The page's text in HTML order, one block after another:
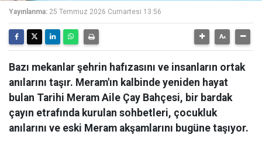
Yayınlanma: 25 Temmuz 2026 Cumartesi 13:56
Bazı mekanlar şehrin hafızasını ve insanların ortak
anılarını taşır. Meram'ın kalbinde yeniden hayat
bulan Tarihi Meram Aile Çay Bahçesi, bir bardak
çayın etrafında kurulan sohbetleri, çocukluk
anılarını ve eski Meram akşamlarını bugüne taşıyor.